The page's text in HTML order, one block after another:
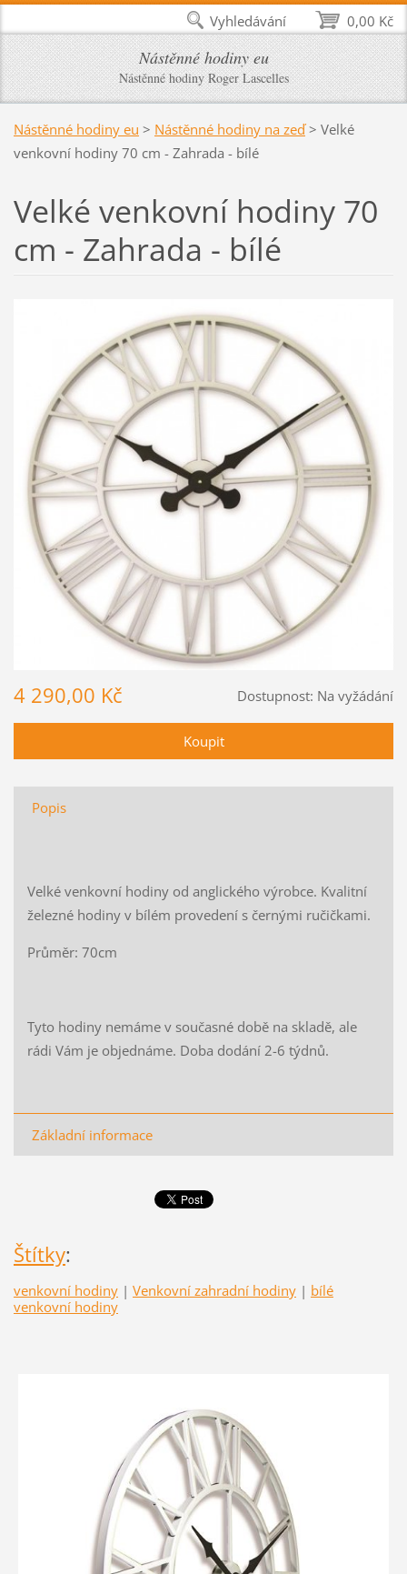
Nástěnné hodiny eu
Nástěnné hodiny Roger Lascelles
Nástěnné hodiny eu > Nástěnné hodiny na zeď > Velké
venkovní hodiny 70 cm - Zahrada - bílé
Velké venkovní hodiny 70
cm - Zahrada - bílé
Dostupnost: Na vyžádání
4 290,00 Kč
Popis
Velké venkovní hodiny od anglického výrobce. Kvalitní
železné hodiny v bílém provedení s černými ručičkami.
Průměr: 70cm
Tyto hodiny nemáme v současné době na skladě, ale
rádi Vám je objednáme. Doba dodání 2-6 týdnů.
Základní informace
Štítky:
venkovní hodiny | Venkovní zahradní hodiny | bílé
venkovní hodiny
0,00 Kč
Vyhledávání